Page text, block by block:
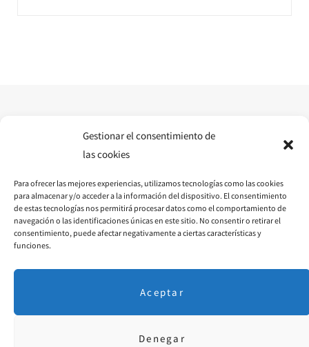
Gestionar el consentimiento de
las cookies
Para ofrecer las mejores experiencias, utilizamos tecnologías como las cookies
para almacenar y/o acceder a la información del dispositivo. El consentimiento
de estas tecnologías nos permitirá procesar datos como el comportamiento de
navegación o las identificaciones únicas en este sitio. No consentir o retirar el
consentimiento, puede afectar negativamente a ciertas características y
funciones.
Aceptar
Denegar
o
k
r
m
e
t